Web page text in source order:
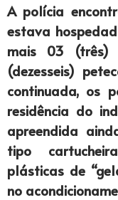
A polícia
estava
mais 03 (três)
(dezesseis)
continuada, os
residência do
apreendida
tipo
plásticas de
no